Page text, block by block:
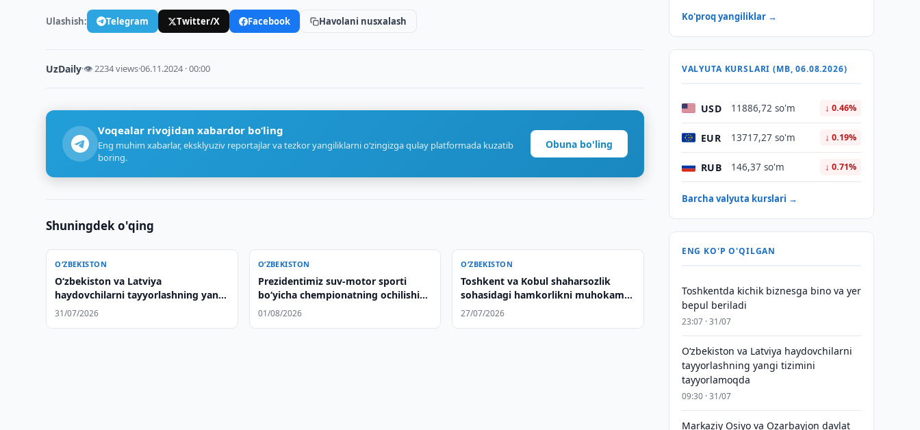
Ulashish: Telegram Twitter/X Facebook Havolani nusxalash
UzDaily·👁 2234 views·06.11.2024 · 00:00
Voqealar rivojidan xabardor bo‘ling
Eng muhim xabarlar, eksklyuziv reportajlar va tezkor yangiliklarni o‘zingizga qulay platformada kuzatib
boring.
Obuna bo'ling
Shuningdek o'qing
O‘ZBEKISTON
Oʻzbekiston va Latviya
haydovchilarni tayyorlashning yangi
tizimini tayyorlamoqda
31/07/2026
O‘ZBEKISTON
Prezidentimiz suv-motor sporti
bo‘yicha chempionatning ochilishida
ishtirok etdi
01/08/2026
O‘ZBEKISTON
Toshkent va Kobul shaharsozlik
sohasidagi hamkorlikni muhokama
qilishdi
27/07/2026
Ko'proq yangiliklar →
VALYUTA KURSLARI (MB, 06.08.2026)
USD 11886,72 so'm ↓ 0.46%
EUR 13717,27 so'm ↓ 0.19%
RUB 146,37 so'm ↓ 0.71%
Barcha valyuta kurslari →
ENG KO'P O'QILGAN
Toshkentda kichik biznesga bino va yer
bepul beriladi
23:07 · 31/07
Oʻzbekiston va Latviya haydovchilarni
tayyorlashning yangi tizimini
tayyorlamoqda
09:30 · 31/07
Markaziy Osiyo va Ozarbayjon davlat